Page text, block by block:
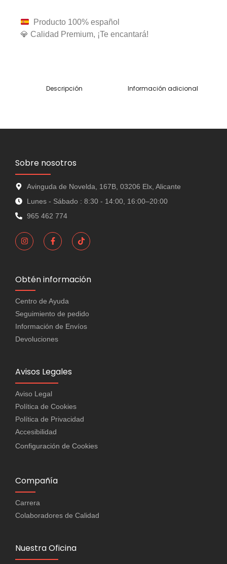
Producto 100% español
💎 Calidad Premium, ¡Te encantará!
Descripción Información adicional
Sobre nosotros
Avinguda de Novelda, 167B, 03206 Elx, Alicante
Lunes - Sábado : 8:30 - 14:00, 16:00–20:00
965 462 774
Obtén información
Centro de Ayuda
Seguimiento de pedido
Información de Envíos
Devoluciones
Avisos Legales
Aviso Legal
Política de Cookies
Política de Privacidad
Accesibilidad
Configuración de Cookies
Compañía
Carrera
Colaboradores de Calidad
Nuestra Oficina